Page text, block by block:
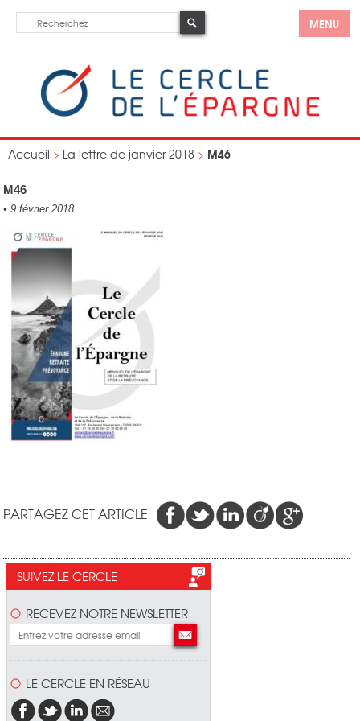
MENU
Accueil > La lettre de janvier 2018 > M46
M46
• 9 février 2018
PARTAGEZ CET ARTICLE
SUIVEZ LE CERCLE
RECEVEZ NOTRE NEWSLETTER
LE CERCLE EN RÉSEAU